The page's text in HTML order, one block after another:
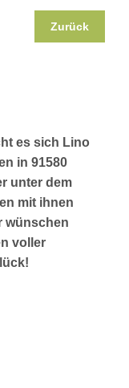
Zurück
es sich Lino
in 91580
unter dem
mit ihnen
wünschen
voller